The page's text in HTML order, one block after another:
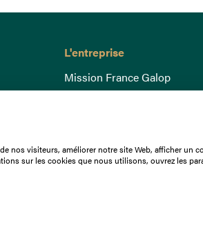
L'entreprise
Mission France Galop
Gouvernance
Comprendre les courses
Docuthèque
nos visiteurs, améliorer notre site Web, afficher un
sur les cookies que nous utilisons, ouvrez les